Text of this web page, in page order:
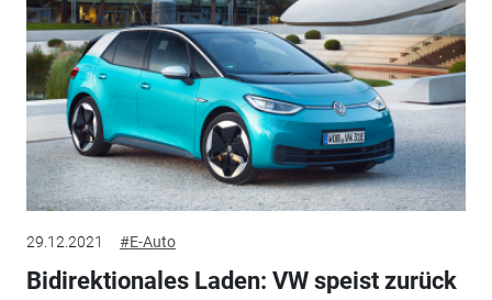
29.12.2021 #E-Auto
Bidirektionales Laden: VW speist zurück